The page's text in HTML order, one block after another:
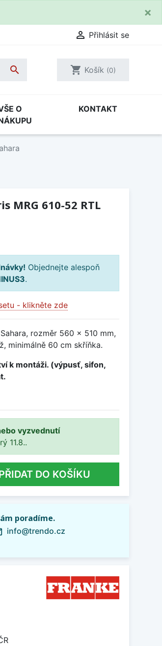
×
 Přihlásit se
 shopping_cart Košík (0)
O
KONTAKT
MRG 610-52 RTL
Objednejte alespoň
.
- klikněte zde
rozměr 560 x 510 mm,
minimálně 60 cm skříňka.
k montáži. (výpusť, sifon,
vyzvednutí
11.8..
DO KOŠÍKU
poradíme.
info@trendo.cz